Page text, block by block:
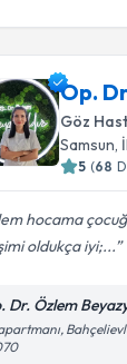
Op.
Göz
Samsun
5 (68
hocama
oldukça iyi;...
Dr. Özlem